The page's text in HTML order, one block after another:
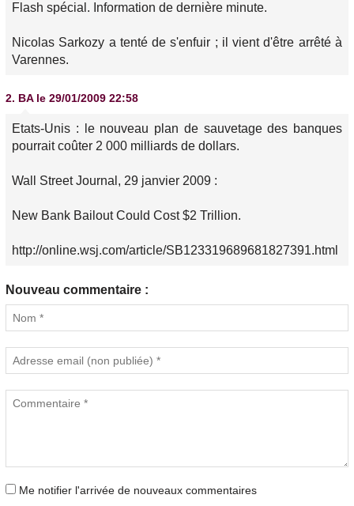
Flash spécial. Information de dernière minute.
Nicolas Sarkozy a tenté de s'enfuir ; il vient d'être arrêté à
Varennes.
2. BA le 29/01/2009 22:58
Etats-Unis : le nouveau plan de sauvetage des banques
pourrait coûter 2 000 milliards de dollars.
Wall Street Journal, 29 janvier 2009 :
New Bank Bailout Could Cost $2 Trillion.
http://online.wsj.com/article/SB123319689681827391.html
Nouveau commentaire :
Me notifier l'arrivée de nouveaux commentaires